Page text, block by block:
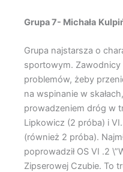
Grupa 7- Michała
Grupa najstarsza o
sportowym. Zawodnicy
problemów, żeby
na wspinanie w
prowadzeniem dróg w
Lipkowicz (2 próba) i
(również 2 próba).
poprowadził OS VI .2
Zipserowej Czubie. To